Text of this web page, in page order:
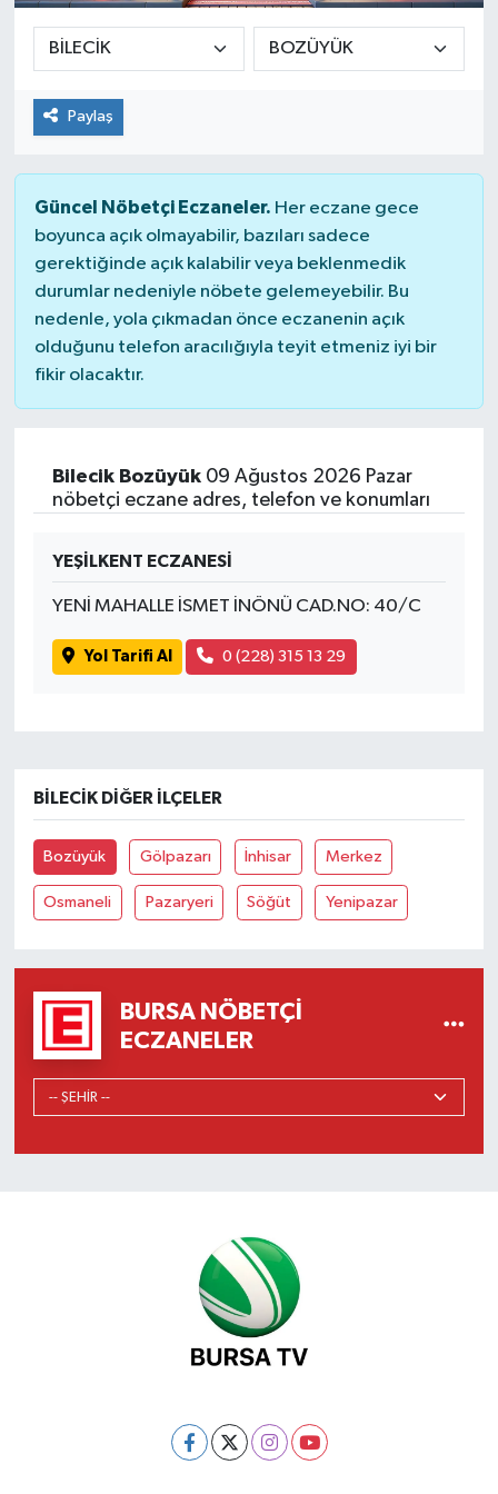
Paylaş
Güncel Nöbetçi Eczaneler. Her eczane gece
boyunca açık olmayabilir, bazıları sadece
gerektiğinde açık kalabilir veya beklenmedik
durumlar nedeniyle nöbete gelemeyebilir. Bu
nedenle, yola çıkmadan önce eczanenin açık
olduğunu telefon aracılığıyla teyit etmeniz iyi bir
fikir olacaktır.
Bilecik Bozüyük09 Ağustos 2026 Pazar
nöbetçi eczane adres, telefon ve konumları
YEŞİLKENT ECZANESİ
YENİ MAHALLE İSMET İNÖNÜ CAD.NO: 40/C
Yol Tarifi Al 0 (228) 315 13 29
BILECIK DIĞER İLÇELER
Bozüyük Gölpazarı İnhisar Merkez
Osmaneli Pazaryeri Söğüt Yenipazar
BURSA NÖBETÇI
ECZANELER
Sağlık
Siyaset
Teknoloji
Türkiye